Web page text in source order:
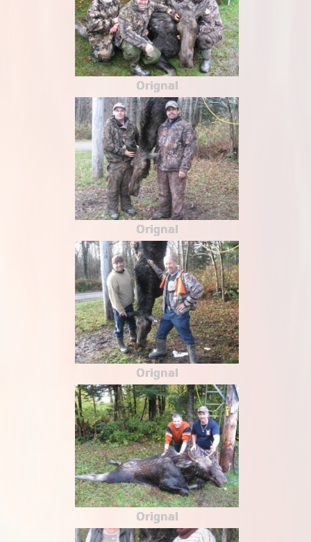
Orignal
Orignal
Orignal
Orignal